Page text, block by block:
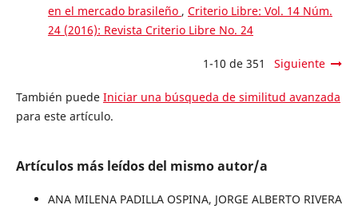
en el mercado brasileño , Criterio Libre: Vol. 14 Núm.
24 (2016): Revista Criterio Libre No. 24
1-10 de 351 Siguiente
También puede Iniciar una búsqueda de similitud avanzada
para este artículo.
Artículos más leídos del mismo autor/a
ANA MILENA PADILLA OSPINA, JORGE ALBERTO RIVERA